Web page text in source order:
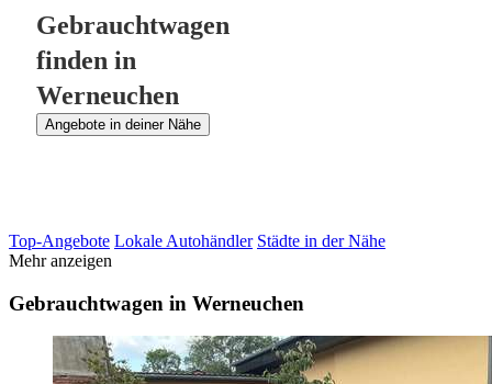
Gebrauchtwagen
finden in
Werneuchen
Angebote in deiner Nähe
Top-Angebote Lokale Autohändler Städte in der Nähe
Mehr anzeigen
Gebrauchtwagen in Werneuchen